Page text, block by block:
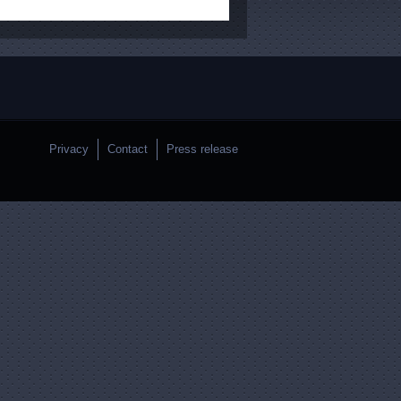
Privacy Contact Press release